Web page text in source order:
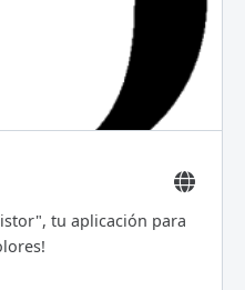
tu aplicación para